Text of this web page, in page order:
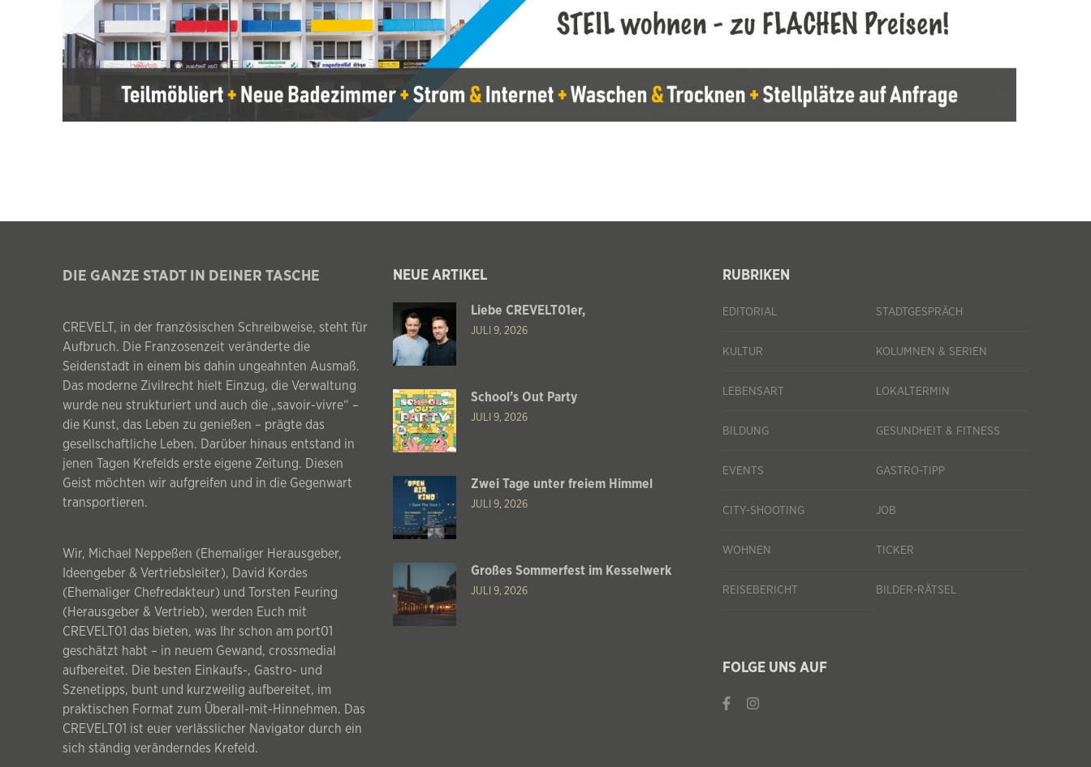
DIE GANZE STADT IN DEINER TASCHE
CREVELT, in der französischen Schreibweise, steht für
Aufbruch. Die Franzosenzeit veränderte die
Seidenstadt in einem bis dahin ungeahnten Ausmaß.
Das moderne Zivilrecht hielt Einzug, die Verwaltung
wurde neu strukturiert und auch die „savoir-vivre“ –
die Kunst, das Leben zu genießen – prägte das
gesellschaftliche Leben. Darüber hinaus entstand in
jenen Tagen Krefelds erste eigene Zeitung. Diesen
Geist möchten wir aufgreifen und in die Gegenwart
transportieren.
Wir, Michael Neppeßen (Ehemaliger Herausgeber,
Ideengeber & Vertriebsleiter), David Kordes
(Ehemaliger Chefredakteur) und Torsten Feuring
(Herausgeber & Vertrieb), werden Euch mit
CREVELT01 das bieten, was Ihr schon am port01
geschätzt habt – in neuem Gewand, crossmedial
aufbereitet. Die besten Einkaufs-, Gastro- und
Szenetipps, bunt und kurzweilig aufbereitet, im
praktischen Format zum Überall-mit-Hinnehmen. Das
CREVELT01 ist euer verlässlicher Navigator durch ein
sich ständig veränderndes Krefeld.
NEUE ARTIKEL
Liebe CREVELT01er,
JULI 9, 2026
School’s Out Party
JULI 9, 2026
Zwei Tage unter freiem Himmel
JULI 9, 2026
Großes Sommerfest im Kesselwerk
JULI 9, 2026
RUBRIKEN
EDITORIAL STADTGESPRÄCH
KULTUR KOLUMNEN & SERIEN
LEBENSART LOKALTERMIN
BILDUNG GESUNDHEIT & FITNESS
EVENTS GASTRO-TIPP
CITY-SHOOTING JOB
WOHNEN TICKER
REISEBERICHT BILDER-RÄTSEL
FOLGE UNS AUF